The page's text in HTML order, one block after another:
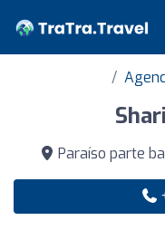
Paraíso parte